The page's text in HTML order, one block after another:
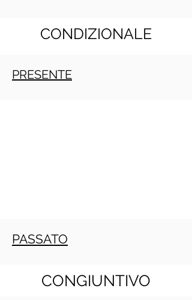
CONDIZIONALE
PRESENTE
PASSATO
CONGIUNTIVO